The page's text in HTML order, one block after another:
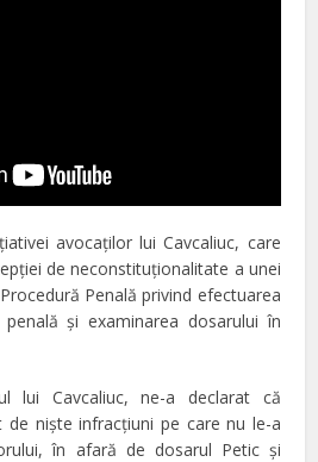
avocaţilor lui Cavcaliuc, care
de neconstituţionalitate a unei
Penală privind efectuarea
şi examinarea dosarului în
lui Cavcaliuc,ne-a declarat că
de nişte infracţiuni pe care nu le-a
în afară de dosarul Petic şi